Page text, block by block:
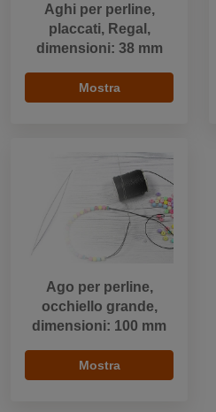
Aghi per perline,
placcati, Regal,
dimensioni: 38 mm
Mostra
Ago per perline,
occhiello grande,
dimensioni: 100 mm
Mostra